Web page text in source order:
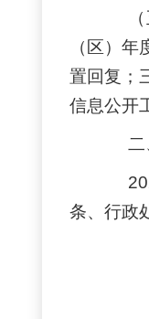
（区）
置回复；
信息公开
条、行政